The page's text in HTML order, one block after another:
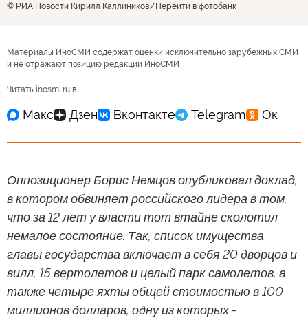
© РИА Новости Кирилл Каллиников Перейти в фотобанк
Материалы ИноСМИ содержат оценки исключительно зарубежных СМИ
и не отражают позицию редакции ИноСМИ
Читать inosmi.ru в
Оппозиционер Борис Немцов опубликовал доклад,
в котором обвиняет российского лидера в том,
что за 12 лет у власти тот втайне сколотил
немалое состояние. Так, список имущества
главы государства включает в себя 20 дворцов и
вилл, 15 вертолетов и целый парк самолетов, а
также четыре яхты общей стоимостью в 100
миллионов долларов, одну из которых -